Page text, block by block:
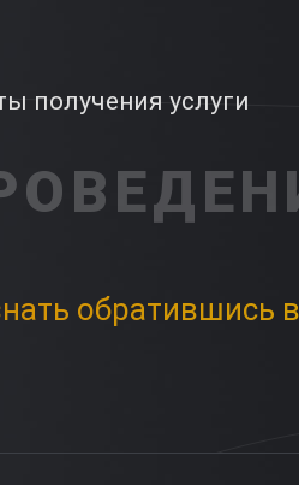
получения услуги
обратившись